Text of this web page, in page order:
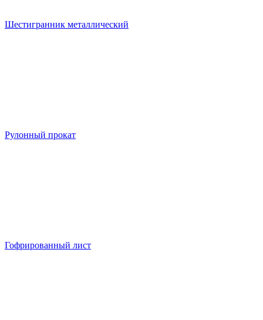
Шестигранник металлический
Рулонный прокат
Гофрированный лист